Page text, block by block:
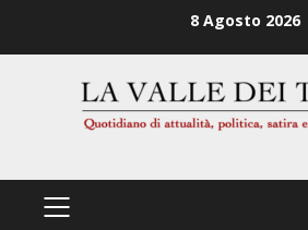
8 Agosto 2026
PRIMÄRES